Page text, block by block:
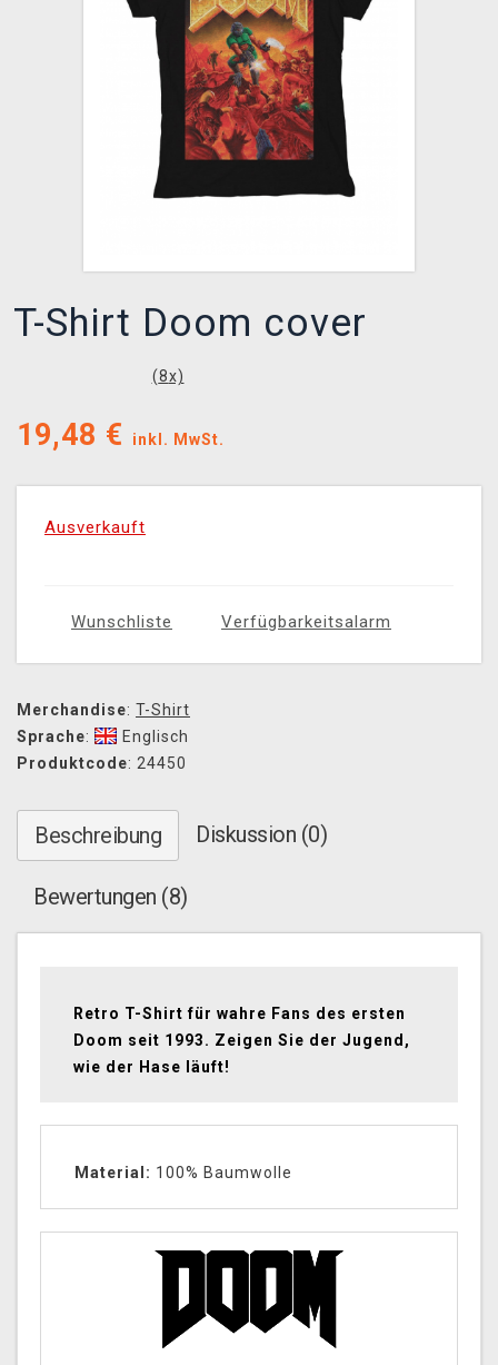
T-Shirt Doom cover
(8x)
19,48 € inkl. MwSt.
Ausverkauft
Wunschliste Verfügbarkeitsalarm
Merchandise: T-Shirt
Sprache:
Englisch
Produktcode: 24450
Beschreibung Diskussion (0)
Bewertungen (8)
Retro T-Shirt für wahre Fans des ersten
Doom seit 1993. Zeigen Sie der Jugend,
wie der Hase läuft!
Material: 100% Baumwolle